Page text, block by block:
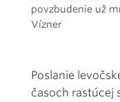
povzbudenie už
Vízner
Poslanie
časoch rastúcej